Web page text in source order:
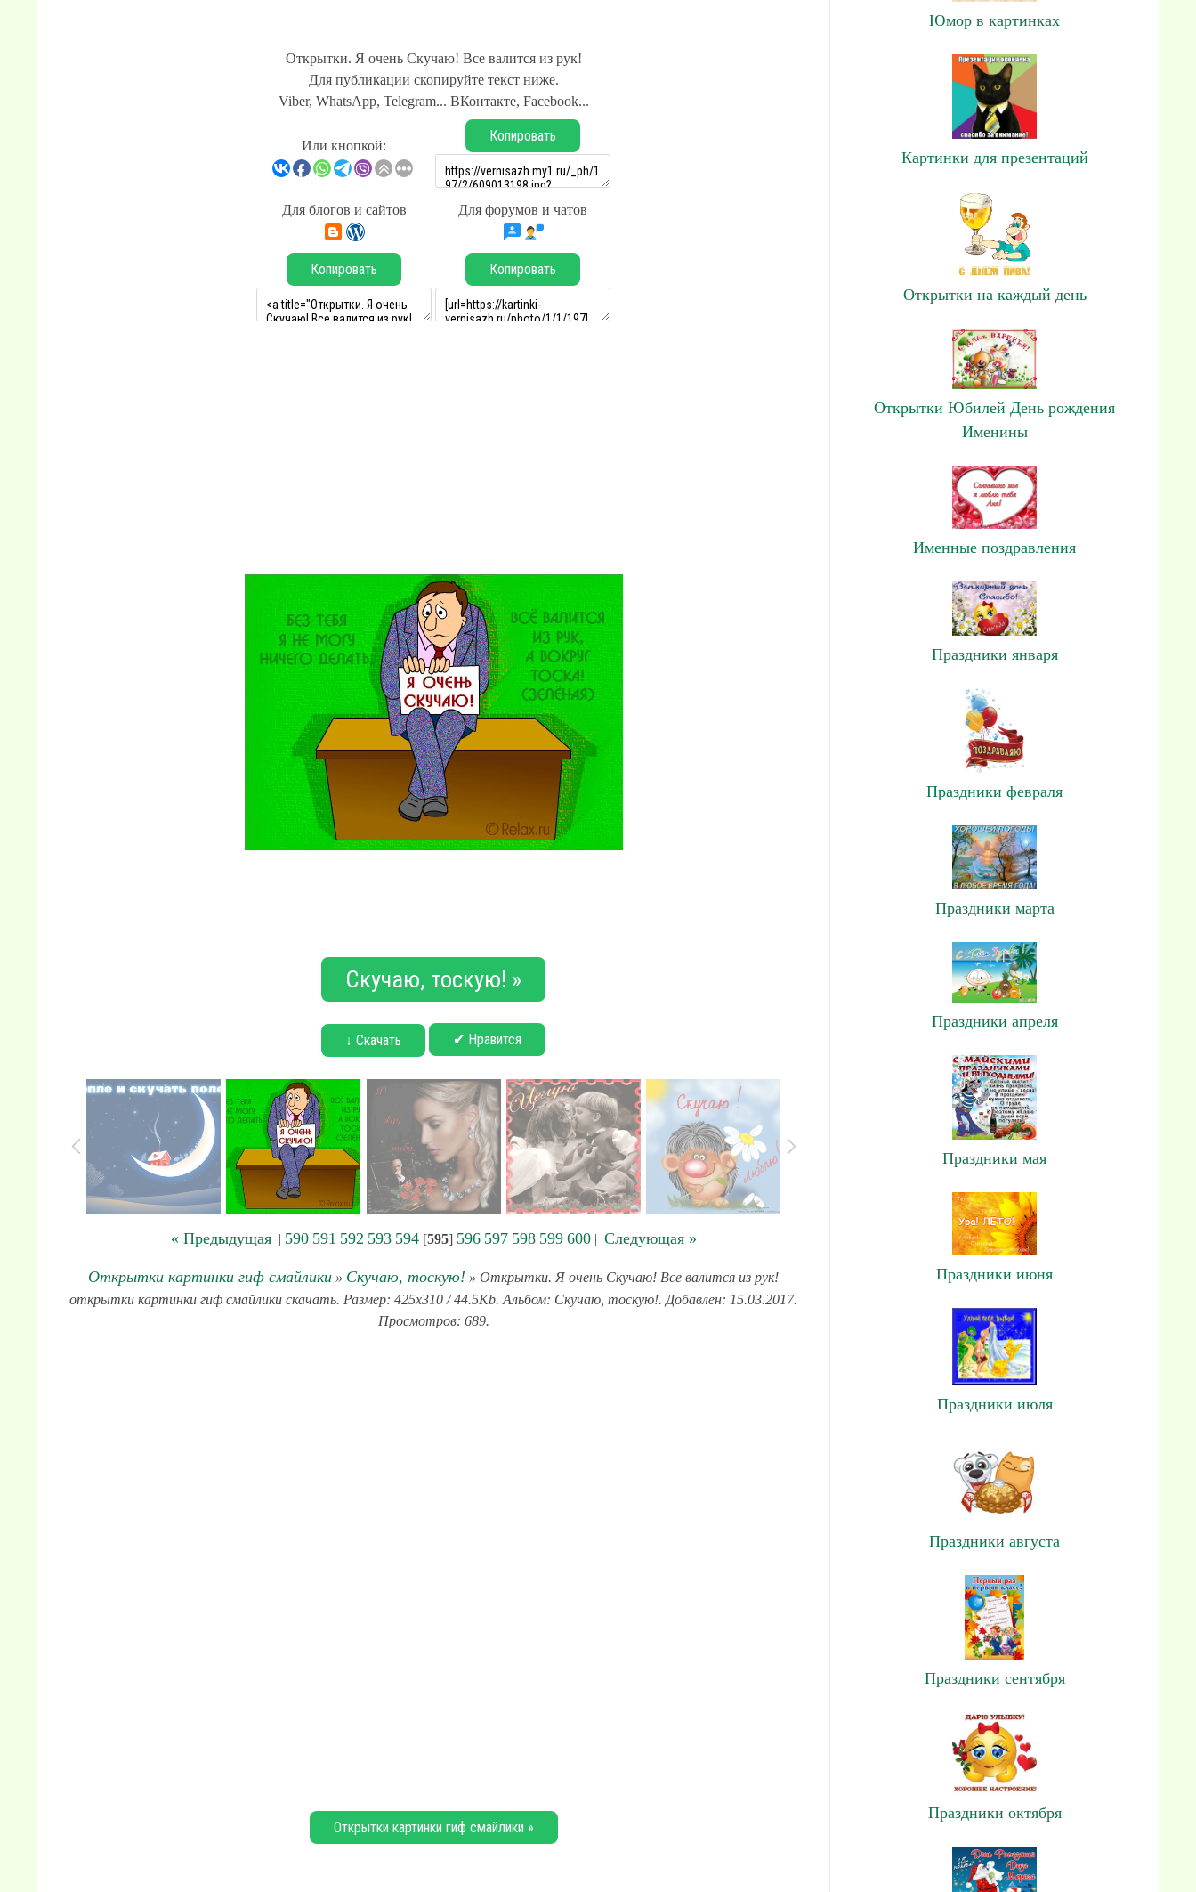
Открытки. Я очень Скучаю! Все валится из рук!
Для публикации скопируйте текст ниже.
Viber, WhatsApp, Telegram... ВКонтакте, Facebook...
Или кнопкой:
Копировать
Для блогов и сайтов Для форумов и чатов
Копировать Копировать
Скучаю, тоскую! »
↓ Скачать ✔ Нравится
« Предыдущая| 590 591 592 593 594[595] 596 597 598 599 600| Следующая »
Открытки картинки гиф смайлики » Скучаю, тоскую! » Открытки. Я очень Скучаю! Все валится из рук!
открытки картинки гиф смайлики скачать. Размер: 425x310 / 44.5Kb. Альбом: Скучаю, тоскую!. Добавлен: 15.03.2017.
Просмотров: 689.
Открытки картинки гиф смайлики »
Юмор в картинках
Картинки для презентаций
Открытки на каждый день
Открытки Юбилей День рождения
Именины
Именные поздравления
Праздники января
Праздники февраля
Праздники марта
Праздники апреля
Праздники мая
Праздники июня
Праздники июля
Праздники августа
Праздники сентября
Праздники октября